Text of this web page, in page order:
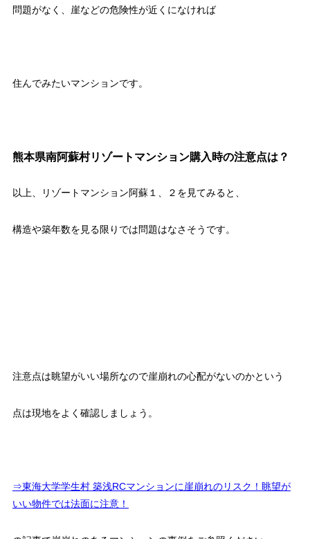
問題がなく、崖などの危険性が近くになければ
住んでみたいマンションです。
熊本県南阿蘇村リゾートマンション購入時の注意点は？
以上、リゾートマンション阿蘇１、２を見てみると、
構造や築年数を見る限りでは問題はなさそうです。
注意点は眺望がいい場所なので崖崩れの心配がないのかという
点は現地をよく確認しましょう。
⇒東海大学学生村 築浅RCマンションに崖崩れのリスク！眺望が
いい物件では法面に注意！